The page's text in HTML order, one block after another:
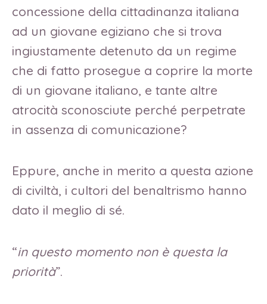
concessione della cittadinanza italiana
ad un giovane egiziano che si trova
ingiustamente detenuto da un regime
che di fatto prosegue a coprire la morte
di un giovane italiano, e tante altre
atrocità sconosciute perché perpetrate
in assenza di comunicazione?
Eppure, anche in merito a questa azione
di civiltà, i cultori del benaltrismo hanno
dato il meglio di sé.
“in questo momento non è questa la
priorità”.